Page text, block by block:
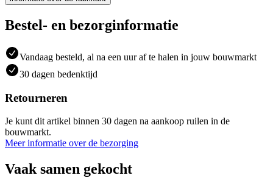
Bestel- en bezorginformatie
Vandaag besteld, al na een uur af te halen in jouw bouwmarkt
30 dagen bedenktijd
Retourneren
Je kunt dit artikel binnen 30 dagen na aankoop ruilen in de
bouwmarkt.
Meer informatie over de bezorging
Vaak samen gekocht